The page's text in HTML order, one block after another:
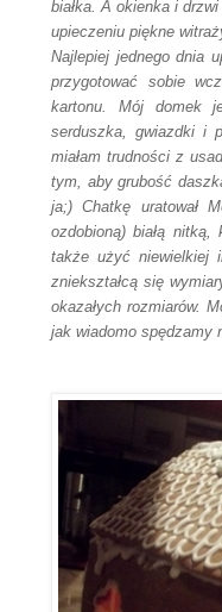
białka. A okienka i
upieczeniu piękne
Najlepiej jednego dnia
przygotować sobie
kartonu. Mój domek
serduszka, gwiazdki i
miałam trudności z
tym, aby grubość
ja;) Chatkę uratował
ozdobioną) białą
także użyć niewielkiej
zniekształcą się
okazałych rozmiarów.
jak wiadomo spędzamy